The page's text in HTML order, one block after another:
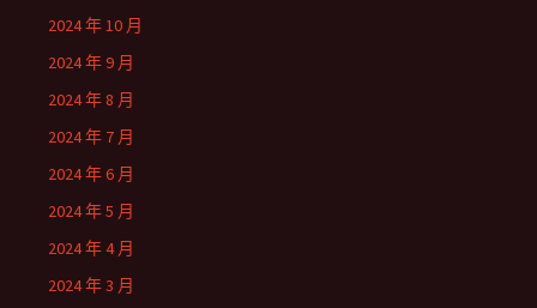
2024 年 10 月
2024 年 9 月
2024 年 8 月
2024 年 7 月
2024 年 6 月
2024 年 5 月
2024 年 4 月
2024 年 3 月